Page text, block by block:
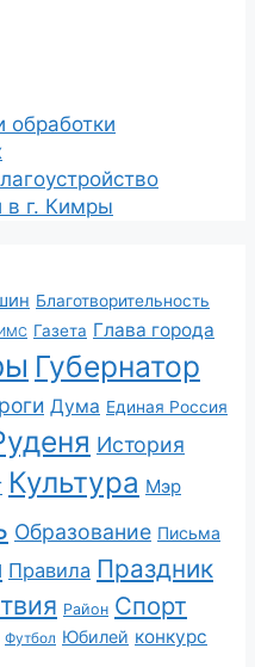
обработки
в г. Кимры
Благотворительность
Газета Глава города
Губернатор
Дума Единая Россия
История
Культура Мэр
Образование Письма
Правила Праздник
Район Спорт
Футбол Юбилей конкурс